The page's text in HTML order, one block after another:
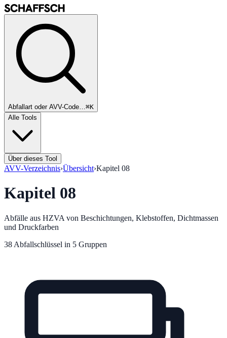
Abfallart oder AVV-Code…⌘K
Alle Tools
Über dieses Tool
AVV-Verzeichnis›Übersicht›Kapitel 08
Kapitel 08
Abfälle aus HZVA von Beschichtungen, Klebstoffen, Dichtmassen
und Druckfarben
38 Abfallschlüssel in 5 Gruppen